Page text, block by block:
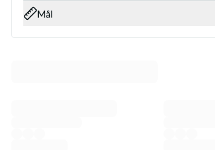
Mål